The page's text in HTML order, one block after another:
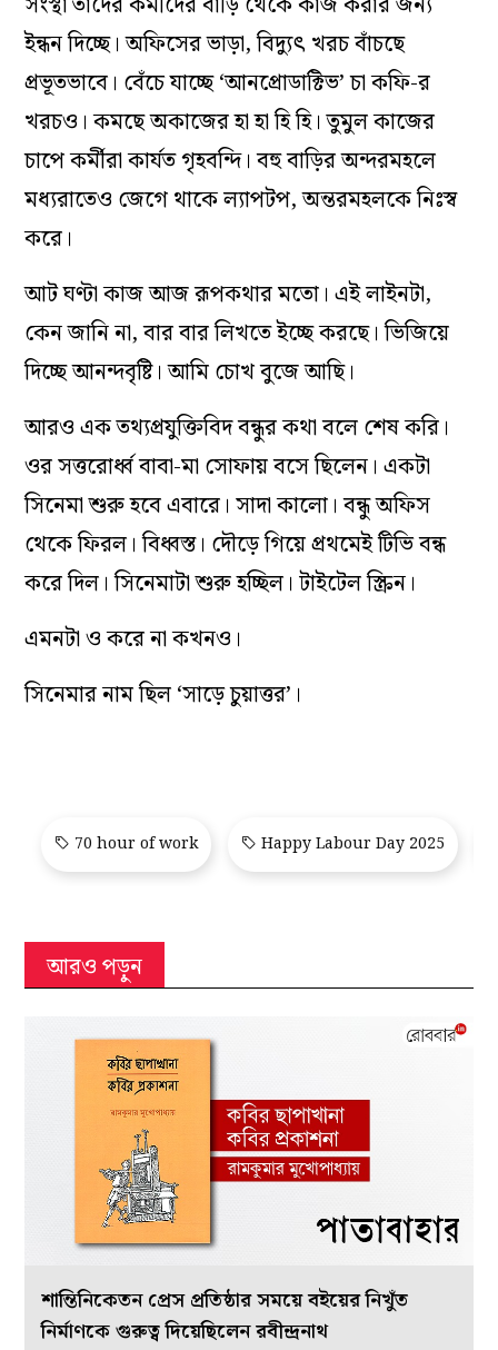
ইন্ধন দিচ্ছে। অফিসের ভাড়া, বিদ্যুৎ খরচ বাঁচছে
প্রভূতভাবে। বেঁচে যাচ্ছে ‘আনপ্রোডাক্টিভ’ চা কফি-র
খরচও। কমছে অকাজের হা হা হি হি। তুমুল কাজের
চাপে কর্মীরা কার্যত গৃহবন্দি। বহু বাড়ির অন্দরমহলে
মধ্যরাতেও জেগে থাকে ল্যাপটপ, অন্তরমহলকে নিঃস্ব
করে।
আট ঘণ্টা কাজ আজ রূপকথার মতো। এই লাইনটা,
কেন জানি না, বার বার লিখতে ইচ্ছে করছে। ভিজিয়ে
দিচ্ছে আনন্দবৃষ্টি। আমি চোখ বুজে আছি।
আরও এক তথ্যপ্রযুক্তিবিদ বন্ধুর কথা বলে শেষ করি।
ওর সত্তরোর্ধ্ব বাবা-মা সোফায় বসে ছিলেন। একটা
সিনেমা শুরু হবে এবারে। সাদা কালো। বন্ধু অফিস
থেকে ফিরল। বিধ্বস্ত। দৌড়ে গিয়ে প্রথমেই টিভি বন্ধ
করে দিল। সিনেমাটা শুরু হচ্ছিল। টাইটেল স্ক্রিন।
এমনটা ও করে না কখনও।
সিনেমার নাম ছিল ‘সাড়ে চুয়াত্তর’।
70 hour of work Happy Labour Day 2025
আরও পড়ুন
শান্তিনিকেতন প্রেস প্রতিষ্ঠার সময়ে বইয়ের নিখুঁত
নির্মাণকে গুরুত্ব দিয়েছিলেন রবীন্দ্রনাথ